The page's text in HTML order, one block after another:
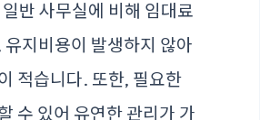
반 사무실에 비해 임대료
유지비용이 발생하지 않아
적습니다. 또한, 필요한
수 있어 유연한 관리가 가